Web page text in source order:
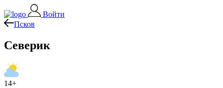
Войти
Псков
Северик
14+